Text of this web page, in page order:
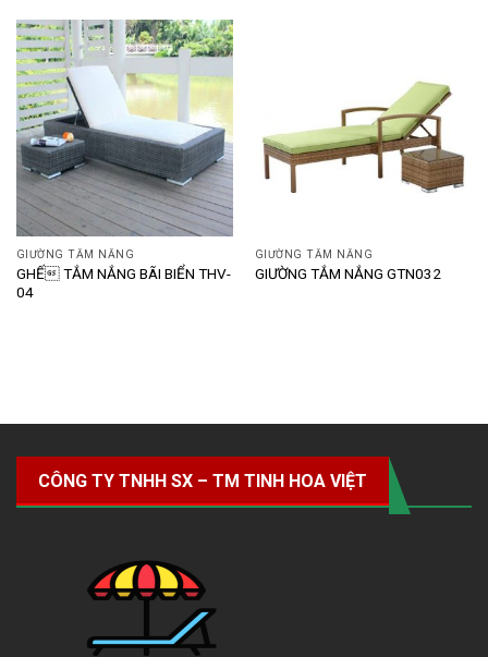
GIƯỜNG TẮM NẮNG
GHẾ TẮM NẮNG BÃI BIỂN THV-
04
GIƯỜNG TẮM NẮNG
GIƯỜNG TẮM NẮNG GTN032
CÔNG TY TNHH SX – TM TINH HOA VIỆT